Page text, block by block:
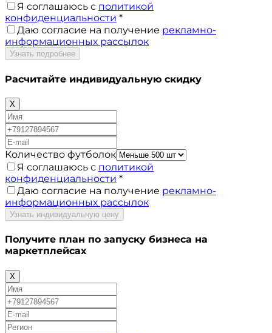
Я соглашаюсь с политикой
конфиденциальности *
Даю согласие на получение рекламно-
информационных рассылок
Узнать подробнее
Расчитайте индивидуальную скидку
X
Количество футболок
Я соглашаюсь с политикой
конфиденциальности *
Даю согласие на получение рекламно-
информационных рассылок
Узнать индивидуальную цену
Получите план по запуску бизнеса на
маркетплейсах
X